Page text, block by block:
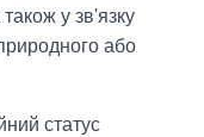
у зв'язку
або
статус